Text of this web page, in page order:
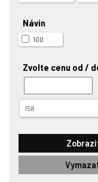
Návin
100
Zvolte cenu od /